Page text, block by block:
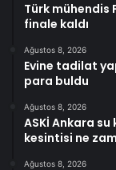
Türk mühendis
finale kaldı
Ağustos 8, 2026
Evine tadilat
para buldu
Ağustos 8, 2026
ASKİ Ankara
kesintisi ne
Ağustos 8, 2026